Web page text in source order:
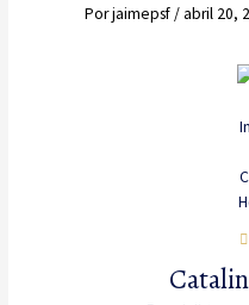
Porjaimepsf/abril 20,